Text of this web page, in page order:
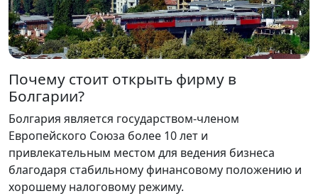
Почему стоит открыть фирму в
Болгарии?
Болгария является государством-членом
Европейского Союза более 10 лет и
привлекательным местом для ведения бизнеса
благодаря стабильному финансовому положению и
хорошему налоговому режиму.